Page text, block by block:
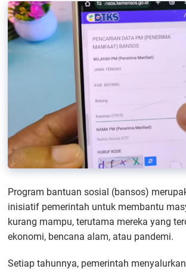
Program bantuan sosial (bansos)
inisiatif pemerintah untuk membantu
kurang mampu, terutama mereka yang
ekonomi, bencana alam, atau pandemi.
Setiap tahunnya, pemerintah